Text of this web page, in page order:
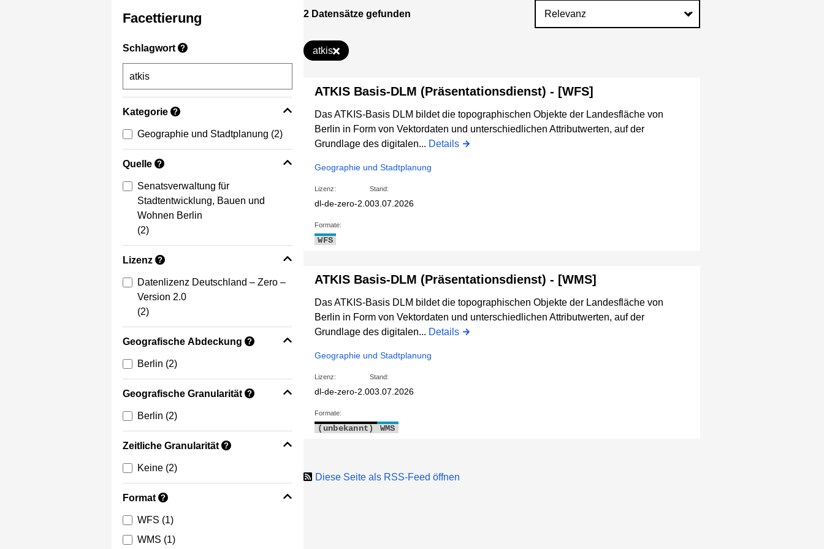
Facettierung
Schlagwort ?
Kategorie ?
Geographie und Stadtplanung (2)
Quelle ?
Senatsverwaltung für
Stadtentwicklung, Bauen und
Wohnen Berlin
(2)
Lizenz ?
Datenlizenz Deutschland – Zero –
Version 2.0
(2)
Geografische Abdeckung ?
Berlin (2)
Geografische Granularität ?
Berlin (2)
Zeitliche Granularität ?
Keine (2)
Format ?
WFS (1)
WMS (1)
2 Datensätze gefunden
atkis
ATKIS Basis-DLM (Präsentationsdienst) - [WFS]
Das ATKIS-Basis DLM bildet die topographischen Objekte der Landesfläche von
Berlin in Form von Vektordaten und unterschiedlichen Attributwerten, auf der
Grundlage des digitalen... Details
Geographie und Stadtplanung
Lizenz:
dl-de-zero-2.0
Stand:
03.07.2026
Formate:
WFS
ATKIS Basis-DLM (Präsentationsdienst) - [WMS]
Das ATKIS-Basis DLM bildet die topographischen Objekte der Landesfläche von
Berlin in Form von Vektordaten und unterschiedlichen Attributwerten, auf der
Grundlage des digitalen... Details
Geographie und Stadtplanung
Lizenz:
dl-de-zero-2.0
Stand:
03.07.2026
Formate:
(unbekannt) WMS
Diese Seite als RSS-Feed öffnen